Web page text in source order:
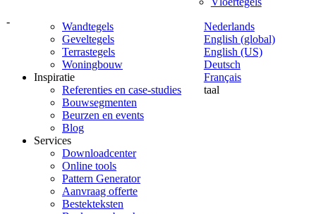
-
Nederlands
English (global)
English (US)
Deutsch
Français
taal
Wandtegels
Geveltegels
Terrastegels
Woningbouw
Inspiratie
Referenties en case-studies
Bouwsegmenten
Beurzen en events
Blog
Services
Downloadcenter
Online tools
Pattern Generator
Aanvraag offerte
Bestekteksten